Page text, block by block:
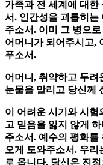
가족과 전 세계에 대한
서. 인간성을 괴롭히는
주소서. 이미 그 병으
어머니가 되어주시고,
푸소서.
어머니, 취약하고 두려
눈물을 말리고 당신께
이 어려운 시기와 시험
고 믿음을 잃지 않게
주소서. 예수의 평화를
오게 도와주소서. 우리
로 옵니다. 당신은 진